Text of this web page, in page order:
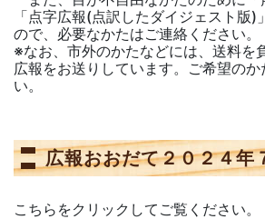
「点字広報(点訳したダイジェスト版)
ので、必要なかたはご連絡ください。
※なお、市外のかたなどには、送料を
広報をお送りしています。ご希望のか
い。
広報おおだて２０２４年
こちらをクリックしてご覧ください。